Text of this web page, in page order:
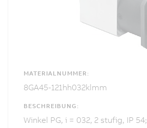
MATERIALNUMMER:
8GA45-121hh032klmm
BESCHREIBUNG:
Winkel PG, i = 032, 2 stufig, IP 54;